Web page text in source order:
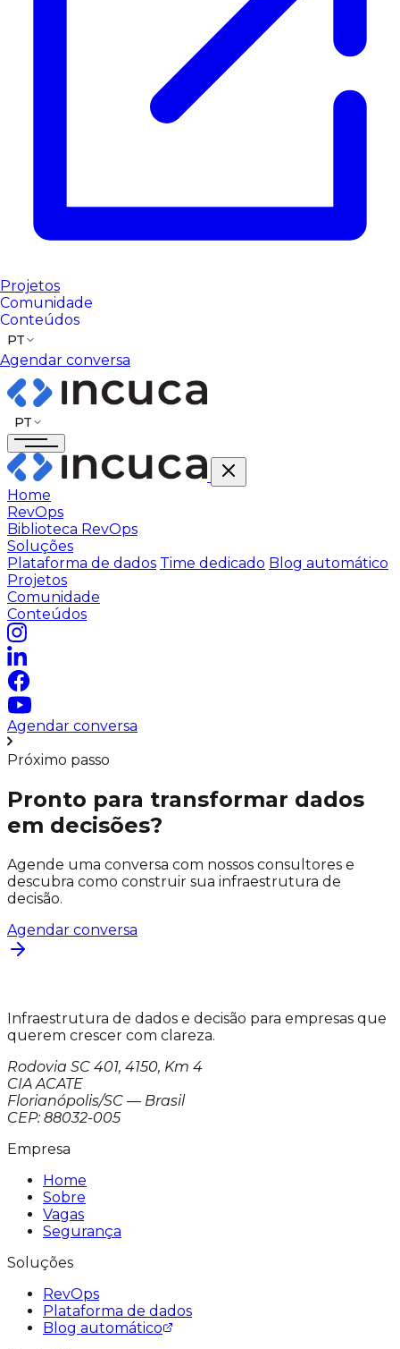
Projetos
Comunidade
Conteúdos
PT
Agendar conversa
PT
Home
RevOps
Biblioteca RevOps
Soluções
Plataforma de dados Time dedicado Blog automático
Projetos
Comunidade
Conteúdos
Agendar conversa
Próximo passo
Pronto para transformar dados
em decisões?
Agende uma conversa com nossos consultores e
descubra como construir sua infraestrutura de
decisão.
Agendar conversa
Infraestrutura de dados e decisão para empresas que
querem crescer com clareza.
Rodovia SC 401, 4150, Km 4
CIA ACATE
Florianópolis/SC — Brasil
CEP: 88032-005
Empresa
Home
Sobre
Vagas
Segurança
Soluções
RevOps
Plataforma de dados
Blog automático